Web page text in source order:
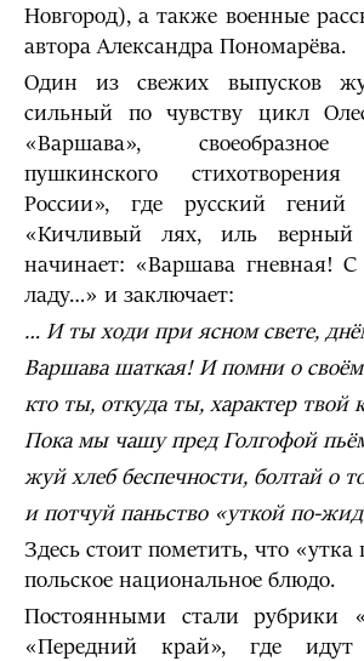
Новгород), а также военные
автора Александра Пономарёва.
Один из свежих выпусков
сильный по чувству цикл
«Варшава», своеобразное
пушкинского стихотворения
России», где русский гений
«Кичливый лях, иль верный
начинает: «Варшава гневная!
ладу…» и заключает:
… И ты ходи при ясном свете,
Варшава шаткая! И помни о
кто ты, откуда ты, характер твой
Пока мы чашу пред Голгофой
жуй хлеб беспечности, болтай о
и потчуй паньство «уткой по-
Здесь стоит пометить, что
польское национальное блюдо.
Постоянными стали рубрики
«Передний край», где идут